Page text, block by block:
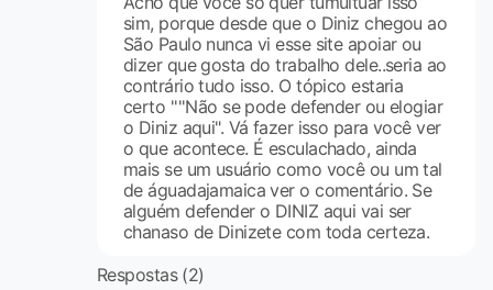
sim, porque desde que o Diniz chegou ao
São Paulo nunca vi esse site apoiar ou
dizer que gosta do trabalho dele..seria ao
contrário tudo isso. O tópico estaria
certo ''''Não se pode defender ou elogiar
o Diniz aqui". Vá fazer isso para você ver
o que acontece. É esculachado, ainda
mais se um usuário como você ou um tal
de águadajamaica ver o comentário. Se
alguém defender o DINIZ aqui vai ser
chanaso de Dinizete com toda certeza.
Respostas (2)